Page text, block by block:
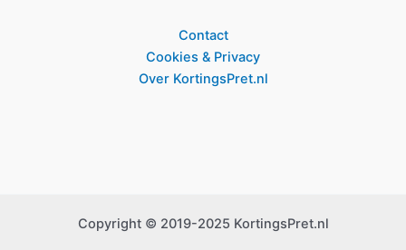
Contact
Cookies & Privacy
Over KortingsPret.nl
Copyright © 2019-2025 KortingsPret.nl